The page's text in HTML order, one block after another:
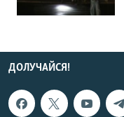
ДОЛУЧАЙСЯ!